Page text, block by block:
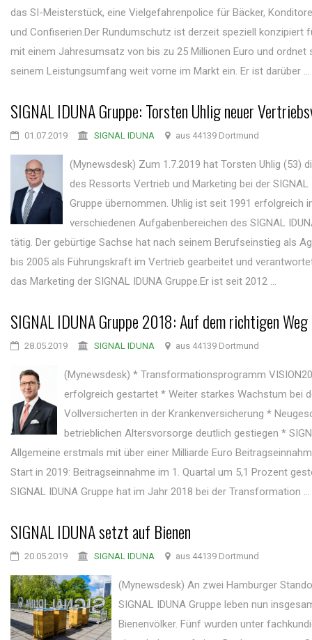
das SI-Meisterstück, eine Vielgefahrenpolice für Bäcker,
und Confiserien.Der Rundumschutz ist derzeit speziell konzipiert
mit einem Jahresumsatz von bis zu 25 Millionen Euro und ordnet
seinem Leistungsumfang weit vorne im Markt ein. Er ist darüber ...
SIGNAL IDUNA Gruppe: Torsten Uhlig neuer
01.07.2019 SIGNAL IDUNA aus 44139 Dortmund
(Mynewsdesk) Zum 1.7.2019 hat Torsten Uhlig (53)
des Ressorts Vertrieb und Marketing bei der SIGNAL
Gruppe übernommen. Uhlig ist seit 1991 erfolgreich
verschiedenen Aufgabenbereichen des SIGNAL
tätig. Der gebürtige Sachse hat nach seinem Berufseinstieg als
bis 2005 als Führungskraft im Vertrieb gearbeitet und
das Marketing der SIGNAL IDUNA Gruppe.Er ist seit 2012 ...
SIGNAL IDUNA Gruppe 2018: Auf dem richtigen Weg
28.05.2019 SIGNAL IDUNA aus 44139 Dortmund
(Mynewsdesk) * Transformationsprogramm
erfolgreich gestartet * Weiter starkes Wachstum bei
Vollversicherten in der Krankenversicherung *
betrieblichen Altersvorsorge deutlich gestiegen *
Allgemeine erstmals mit über einer Milliarde Euro
Start in 2019: Beitragseinnahme im 1. Quartal um 5,1 Prozent
SIGNAL IDUNA Gruppe hat im Jahr 2018 bei der Transformation ...
SIGNAL IDUNA setzt auf Bienen
20.05.2019 SIGNAL IDUNA aus 44139 Dortmund
(Mynewsdesk) An zwei Hamburger
SIGNAL IDUNA Gruppe leben nun
Bienenvölker. Fünf wurden unter